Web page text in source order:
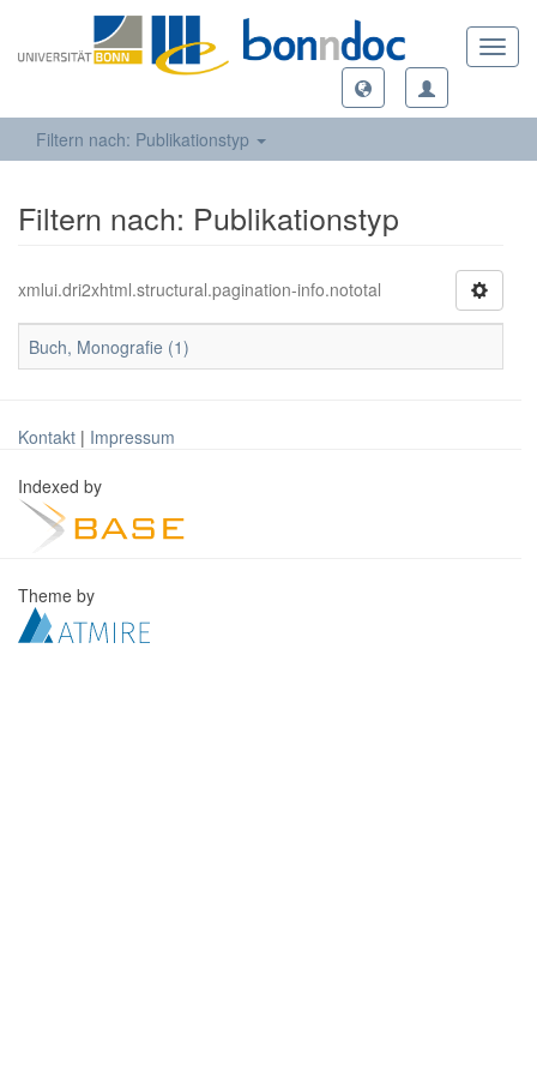
Filtern nach: Publikationstyp
Filtern nach: Publikationstyp
xmlui.dri2xhtml.structural.pagination-info.nototal
Buch, Monografie (1)
Kontakt | Impressum
Indexed by
Theme by